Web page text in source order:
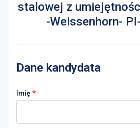
stalowej z
-Weissenhorn-
Dane kandydata
Imię *